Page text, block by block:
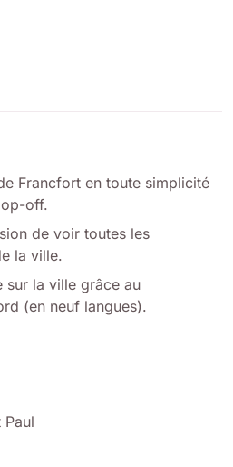
Francfort en toute simplicité
off.
de voir toutes les
la ville.
sur la ville grâce au
(en neuf langues).
Paul